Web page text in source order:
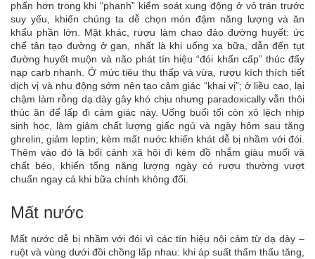
phấn hơn trong khi “phanh” kiểm soát xung động ở vỏ trán trước
suy yếu, khiến chúng ta dễ chọn món đậm năng lượng và ăn
khẩu phần lớn. Mặt khác, rượu làm chao đảo đường huyết: ức
chế tân tạo đường ở gan, nhất là khi uống xa bữa, dẫn đến tụt
đường huyết muộn và não phát tín hiệu “đói khẩn cấp” thúc đẩy
nạp carb nhanh. Ở mức tiêu thụ thấp và vừa, rượu kích thích tiết
dịch vị và nhu động sớm nên tạo cảm giác “khai vị”; ở liều cao, lại
chậm làm rỗng dạ dày gây khó chịu nhưng paradoxically vẫn thôi
thúc ăn để lấp đi cảm giác này. Uống buổi tối còn xô lệch nhịp
sinh học, làm giảm chất lượng giấc ngủ và ngày hôm sau tăng
ghrelin, giảm leptin; kèm mất nước khiến khát dễ bị nhầm với đói.
Thêm vào đó là bối cảnh xã hội đi kèm đồ nhắm giàu muối và
chất béo, khiến tổng năng lượng ngày có rượu thường vượt
chuẩn ngay cả khi bữa chính không đổi.
Mất nước
Mất nước dễ bị nhầm với đói vì các tín hiệu nội cảm từ dạ dày –
ruột và vùng dưới đồi chồng lấp nhau: khi áp suất thẩm thấu tăng,